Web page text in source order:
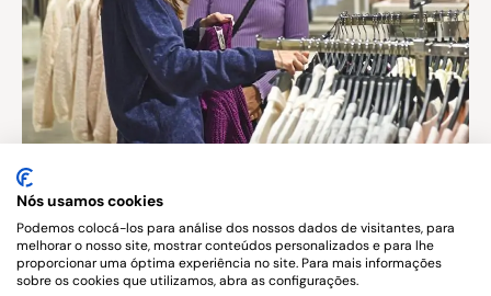
Published in
Direito do Consumidor
Nós usamos cookies
Podemos colocá-los para análise dos nossos dados de visitantes, para
melhorar o nosso site, mostrar conteúdos personalizados e para lhe
proporcionar uma óptima experiência no site. Para mais informações
sobre os cookies que utilizamos, abra as configurações.